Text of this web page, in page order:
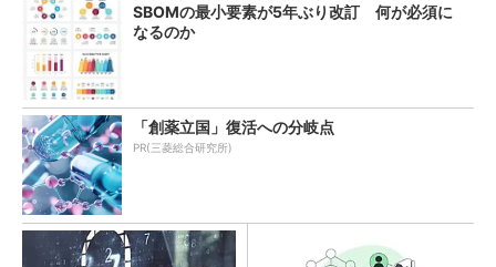
SBOMの最小要素が5年ぶり改訂 何が必須に
なるのか
「創薬立国」復活への分岐点
PR(三菱総合研究所)